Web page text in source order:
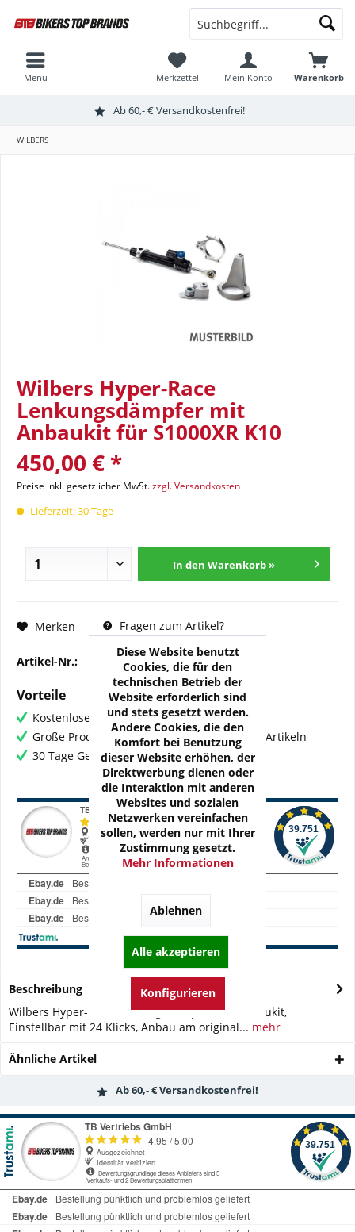
Ab 60,- € Versandkostenfrei!
Warenkorb
Merkzettel Mein Konto
Menü
WILBERS
Wilbers Hyper-Race
Lenkungsdämpfer mit
Anbaukit für S1000XR K10
450,00 € *
Preise inkl. gesetzlicher MwSt.zzgl. Versandkosten
Lieferzeit: 30 Tage
In den Warenkorb »
Merken Fragen zum Artikel?
Artikel-Nr.: 876-5211-00
Vorteile
Kostenloser Versand ab € 60,- Bestellwert
Große Produktauswahl mit mehr als 80.000 Artikeln
30 Tage Geld-Zurück-Garantie
Beschreibung
Wilbers Hyper-Race Lenkungsdämpfer mit Anbaukit,
Einstellbar mit 24 Klicks, Anbau am original... mehr
Ähnliche Artikel
Ab 60,- € Versandkostenfrei!
Diese Website benutzt
Cookies, die für den
technischen Betrieb der
Website erforderlich sind
und stets gesetzt werden.
Andere Cookies, die den
Komfort bei Benutzung
dieser Website erhöhen, der
Direktwerbung dienen oder
die Interaktion mit anderen
Websites und sozialen
Netzwerken vereinfachen
sollen, werden nur mit Ihrer
Zustimmung gesetzt.
Mehr Informationen
Ablehnen
Alle akzeptieren
Konfigurieren